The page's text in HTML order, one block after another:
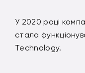
У 2020 році
стала
Technology.